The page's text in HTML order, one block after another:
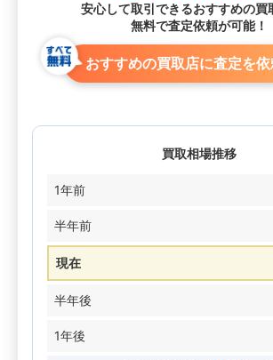
安心して取引できるおすすめの買
無料で査定依頼が可能！
おすすめの買取店に査定を
買取相場推移
1年前
半年前
現在
半年後
1年後